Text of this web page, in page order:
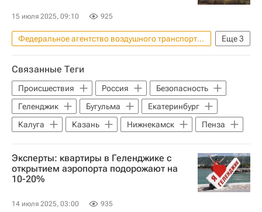
15 июля 2025, 09:10 925
Еще3
Федеральное агентство воздушного транспорта (Росавиация)
Геленджик
Юг Россия
Связанные Теги
Происшествия Россия
Безопасность
Геленджик
Бугульма
Екатеринбург
Калуга
Казань Нижнекамск Пенза
Эксперты: квартиры в Геленджике с
открытием аэропорта подорожают на
10-20%
14 июля 2025, 03:00 935